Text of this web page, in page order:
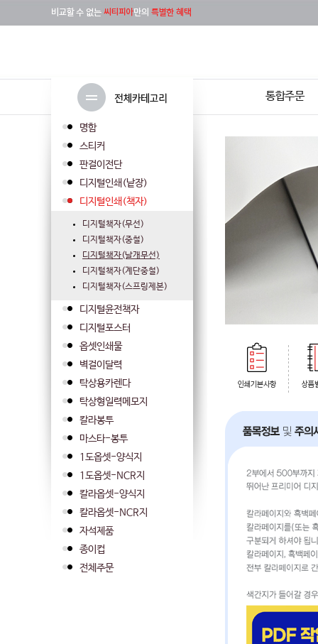
통합주문
명함
스티커
판걸이전단
디지털인쇄(낱장)
디지털인쇄(책자)
디지털책자(무선)
디지털책자(중철)
디지털책자(날개무선)
디지털책자(계단중철)
디지털책자(스프링제본)
디지털윤전책자
디지털포스터
옵셋인쇄물
벽걸이달력
탁상용카렌다
탁상형일력메모지
칼라봉투
마스타-봉투
1도옵셋-양식지
1도옵셋-NCR지
칼라옵셋-양식지
칼라옵셋-NCR지
자석제품
종이컵
전체주문